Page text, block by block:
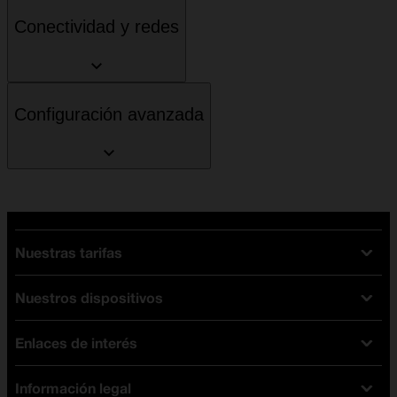
Conectividad y redes
Configuración avanzada
Nuestras tarifas
Tarifas Orange
Tarifas fibra y móvil
Tarifas móviles
Tarifas internet y fibra
Nuestros dispositivos
Ofertas en móviles
iPhone
Enlaces de interés
Test de velocidad
Información legal